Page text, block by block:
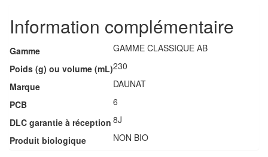
Information complémentaire
Gamme
GAMME CLASSIQUE AB
Poids (g) ou volume (mL)230
Marque
DAUNAT
PCB
6
DLC garantie à réception 8J
Produit biologique
NON BIO